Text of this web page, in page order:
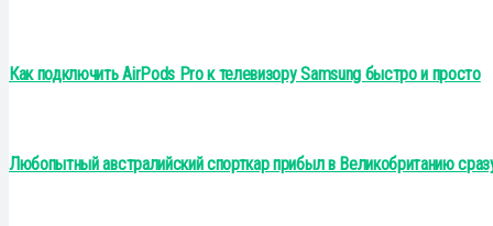
Как подключить AirPods Pro к телевизору Samsung быстро и просто
Любопытный австралийский спорткар прибыл в Великобританию